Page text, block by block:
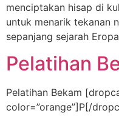
menciptakan hisap di
untuk menarik tekanan
sepanjang sejarah
Pelatihan
Pelatihan Bekam
color=”orange”]P[/